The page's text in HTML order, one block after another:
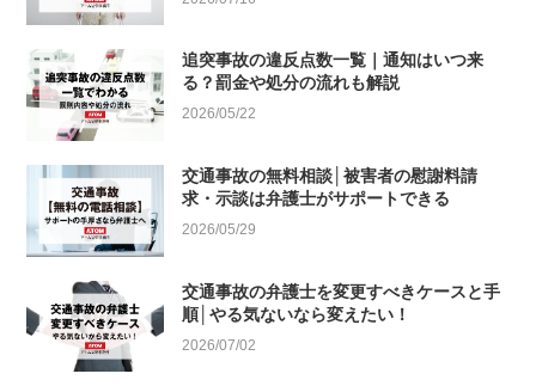
追突事故の違反点数一覧｜通知はいつ来
る？罰金や処分の流れも解説
2026/05/22
交通事故の無料相談│被害者の慰謝料請
求・示談は弁護士がサポートできる
2026/05/29
交通事故の弁護士を変更すべきケースと手
順│やる気ないなら変えたい！
2026/07/02